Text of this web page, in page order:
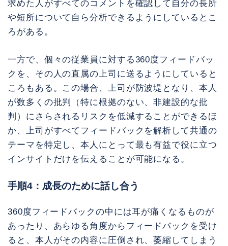
求めた人がすべてのコメントを確認して自分の長所
や短所について自ら分析できるようにしているとこ
ろがある。
一方で、個々の従業員に対する360度フィードバッ
クを、その人の直属の上司に送るようにしていると
ころもある。この場合、上司が防波堤となり、本人
が数多くの批判（特に根拠のない、非建設的な批
判）にさらされるリスクを低減することができるほ
か、上司がすべてフィードバックを解析して共通の
テーマを特定し、本人にとって最も有益で役に立つ
インサイトだけを伝えることが可能になる。
手順4：成長のために話し合う
360度フィードバックの中には耳が痛くなるものが
あったり、あらゆる角度からフィードバックを受け
ると、本人がその内容に圧倒され、萎縮してしまう